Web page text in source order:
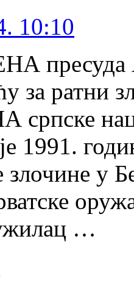
10:10
пресуда
за ратни
српске
1991.
злочине у
…